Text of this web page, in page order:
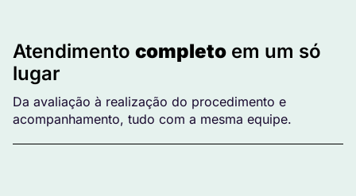
Atendimento completo em um só
lugar
Da avaliação à realização do procedimento e
acompanhamento, tudo com a mesma equipe.